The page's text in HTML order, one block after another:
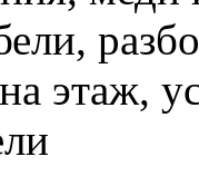
этаж,